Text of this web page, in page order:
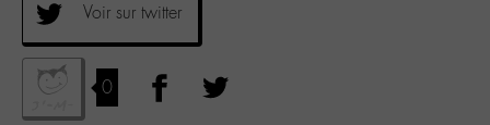
Voir sur twitter
0